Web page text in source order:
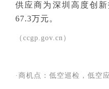
供应商为深圳高度创
67.3万元。
（ccgp.gov.cn）
·商机点：低空巡检，低空